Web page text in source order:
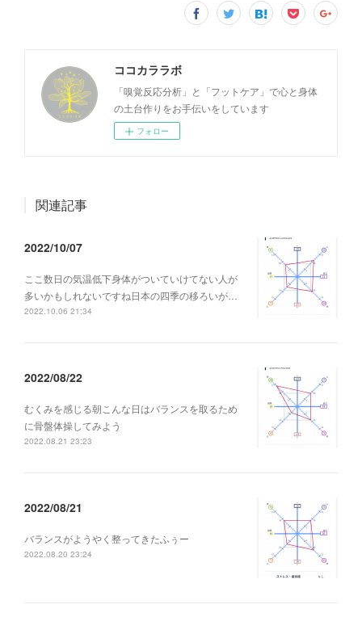
ココカララボ
「嗅覚反応分析」と「フットケア」で心と身体
の土台作りをお手伝いをしています
フォロー
関連記事
2022/10/07
ここ数日の気温低下身体がついていけてない人が
多いかもしれないですね日本の四季の移ろいが…
2022.10.06 21:34
2022/08/22
むくみを感じる朝こんな日はバランスを取るため
に骨盤体操してみよう
2022.08.21 23:23
2022/08/21
バランスがようやく整ってきたふぅー
2022.08.20 23:24